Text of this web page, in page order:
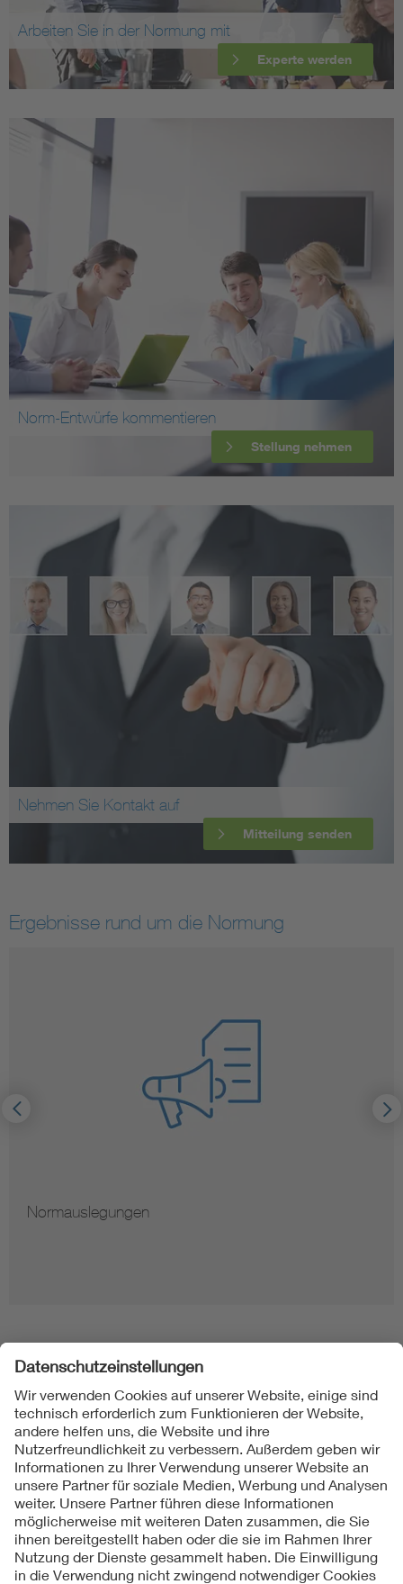
Arbeiten Sie in der Normung mit
Experte werden
Norm-Entwürfe kommentieren
Stellung nehmen
Nehmen Sie Kontakt auf
Mitteilung senden
Ergebnisse rund um die Normung
Normauslegungen
Folgen Sie uns
Kontakt